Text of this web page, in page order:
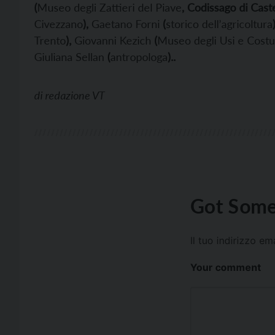
(Museo degli Zattieri del Piave, Codissago di
Civezzano), Gaetano Forni (storico dell’agricoltura
Trento), Giovanni Kezich (Museo degli Usi e
Giuliana Sellan (antropologa)..
di redazione VT
Got
Il tuo indirizzo
Your comment